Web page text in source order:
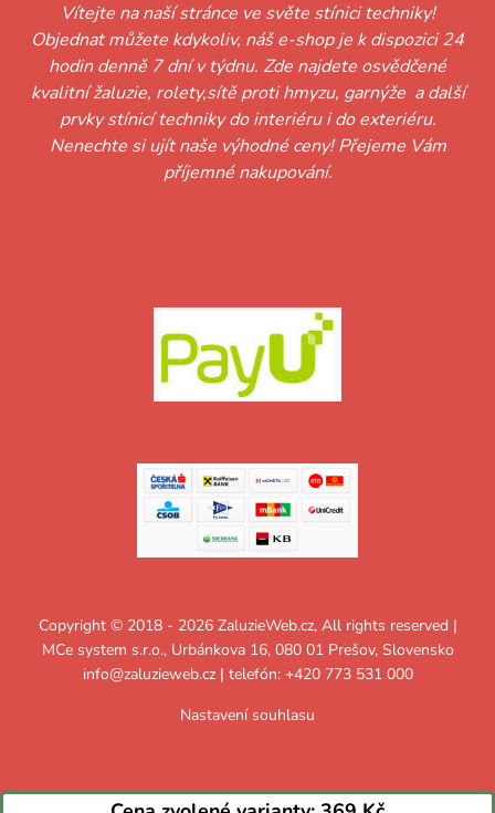
Vítejte na naší stránce ve světe stínici techniky!
Objednat můžete kdykoliv, náš e-shop je k dispozici 24
hodin denně 7 dní v týdnu. Zde najdete osvědčené
kvalitní žaluzie, rolety,sítě proti hmyzu, garnýže a další
prvky stínicí techniky do interiéru i do exteriéru.
Nenechte si ujít naše výhodné ceny! Přejeme Vám
příjemné nakupování.
Copyright © 2018 - 2026 ZaluzieWeb.cz, All rights reserved |
MCe system s.r.o., Urbánkova 16, 080 01 Prešov, Slovensko
info@zaluzieweb.cz| telefón: +420 773 531 000
Nastavení souhlasu